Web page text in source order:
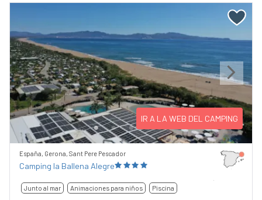
Previous Next
IR A LA WEB DEL CAMPING
España, Gerona, Sant Pere Pescador
Camping la Ballena Alegre
Junto al mar Animaciones para niños Piscina